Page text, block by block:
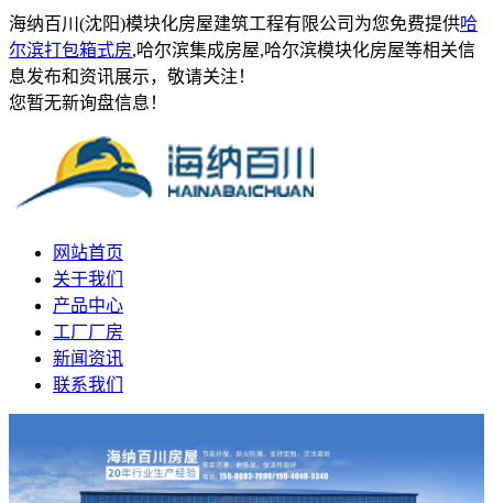
海纳百川(沈阳)模块化房屋建筑工程有限公司为您免费提供哈
尔滨打包箱式房,哈尔滨集成房屋,哈尔滨模块化房屋等相关信
息发布和资讯展示，敬请关注！
您暂无新询盘信息！
网站首页
关于我们
产品中心
工厂厂房
新闻资讯
联系我们